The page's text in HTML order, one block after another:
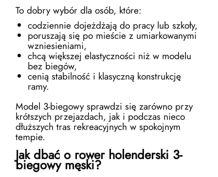
To dobry wybór dla osób, które:
codziennie dojeżdżają do pracy lub szkoły,
poruszają się po mieście z umiarkowanymi
wzniesieniami,
chcą większej elastyczności niż w modelu
bez biegów,
cenią stabilność i klasyczną konstrukcję
ramy.
Model 3-biegowy sprawdzi się zarówno przy
krótszych przejazdach, jak i podczas nieco
dłuższych tras rekreacyjnych w spokojnym
tempie.
Jak dbać o rower holenderski 3-
biegowy męski?